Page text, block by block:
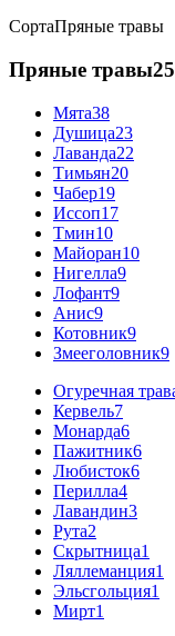
СортаПряные травы
Пряные травы
Мята38
Душица23
Лаванда22
Тимьян20
Чабер19
Иссоп17
Тмин10
Майоран10
Нигелла9
Лофант9
Анис9
Котовник9
Змееголовник9
Огуречная
Кервель7
Монарда6
Пажитник6
Любисток6
Перилла4
Лавандин3
Рута2
Скрытница1
Ляллеманция1
Эльсгольция1
Мирт1